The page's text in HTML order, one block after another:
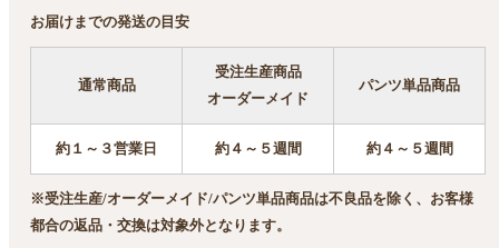
お届けまでの発送の目安
通常商品
受注生産商品
オーダーメイド
パンツ単品商品
約１～３営業日 約４～５週間 約４～５週間
※受注生産/オーダーメイド/パンツ単品商品は不良品を除く、お客様
都合の返品・交換は対象外となります。